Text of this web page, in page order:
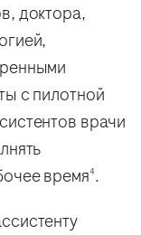
доктора,
с пилотной
врачи
время4.